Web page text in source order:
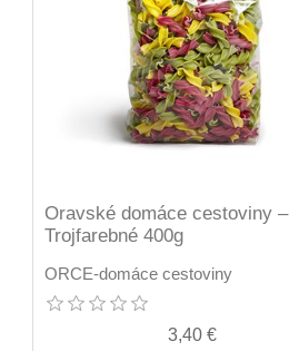
Oravské domáce cestoviny –
Trojfarebné 400g
ORCE-domáce cestoviny
3,40 €